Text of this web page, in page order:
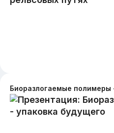
Биоразлогаемые полимеры